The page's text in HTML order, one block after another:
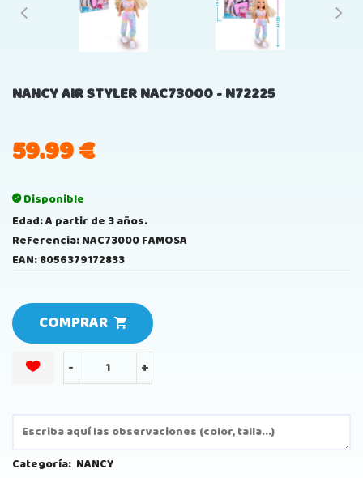
NANCY AIR STYLER NAC73000 - N72225
59.99€
Disponible
Edad: A partir de 3 años.
Referencia: NAC73000 FAMOSA
EAN: 8056379172833
COMPRAR
- +
Categoría: NANCY